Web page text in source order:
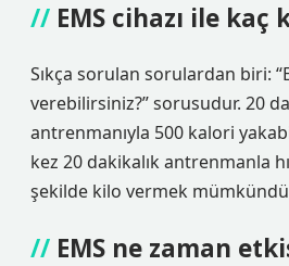
EMS cihazı ile
Sıkça sorulan sorulardan biri:
verebilirsiniz?” sorusudur. 20
antrenmanıyla 500 kalori
kez 20 dakikalık antrenmanla
şekilde kilo vermek
EMS ne zaman